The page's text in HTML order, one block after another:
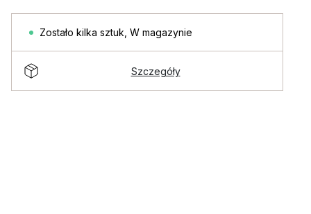
Zostało kilka sztuk W magazynie
Szczegóły